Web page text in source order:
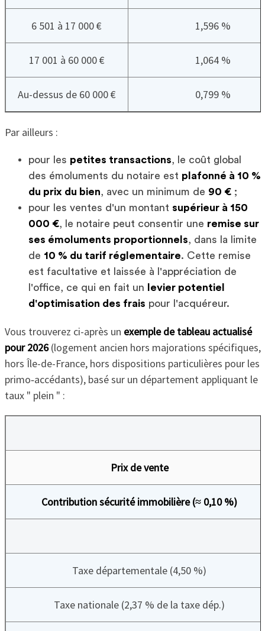
6 501 à 17 000 € 1,596 %
17 001 à 60 000 € 1,064 %
Au-dessus de 60 000 € 0,799 %
Par ailleurs :
pour les petites transactions, le coût global
des émoluments du notaire est plafonné à 10 %
du prix du bien, avec un minimum de 90 €;
pour les ventes d'un montant supérieur à 150
000 €, le notaire peut consentir une remise sur
ses émoluments proportionnels, dans la limite
de 10 % du tarif réglementaire. Cette remise
est facultative et laissée à l'appréciation de
l'office, ce qui en fait un
levier potentiel
d'optimisation des frais pour l'acquéreur.
Vous trouverez ci-après un exemple de tableau actualisé
pour 2026(logement ancien hors majorations spécifiques,
hors Île-de-France, hors dispositions particulières pour les
primo‑accédants), basé sur un département appliquant le
taux " plein " :
Prix de vente
Contribution sécurité immobilière (≈ 0,10 %)
Taxe départementale (4,50 %)
Taxe nationale (2,37 % de la taxe dép.)